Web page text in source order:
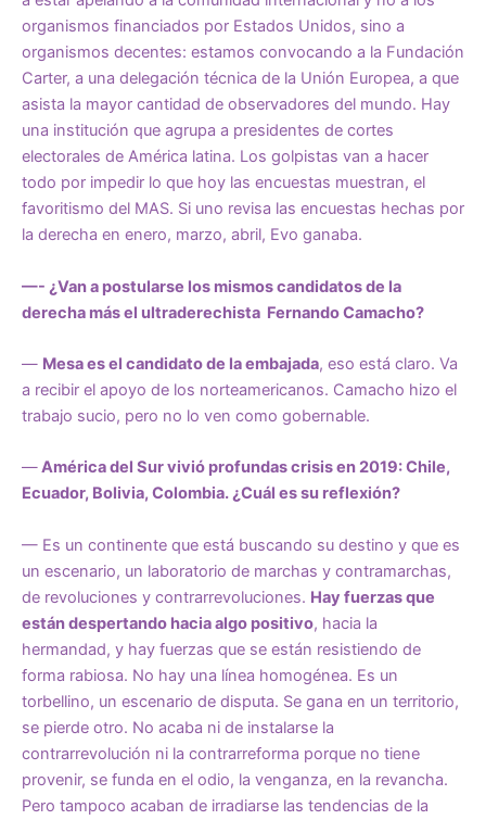
organismos financiados por Estados Unidos, sino a
organismos decentes: estamos convocando a la Fundación
Carter, a una delegación técnica de la Unión Europea, a que
asista la mayor cantidad de observadores del mundo. Hay
una institución que agrupa a presidentes de cortes
electorales de América latina. Los golpistas van a hacer
todo por impedir lo que hoy las encuestas muestran, el
favoritismo del MAS. Si uno revisa las encuestas hechas por
la derecha en enero, marzo, abril, Evo ganaba.
—- ¿Van a postularse los mismos candidatos de la
derecha más el ultraderechista Fernando Camacho?
— Mesa es el candidato de la embajada, eso está claro. Va
a recibir el apoyo de los norteamericanos. Camacho hizo el
trabajo sucio, pero no lo ven como gobernable.
—América del Sur vivió profundas crisis en 2019: Chile,
Ecuador, Bolivia, Colombia. ¿Cuál es su reflexión?
— Es un continente que está buscando su destino y que es
un escenario, un laboratorio de marchas y contramarchas,
de revoluciones y contrarrevoluciones. Hay fuerzas que
están despertando hacia algo positivo, hacia la
hermandad, y hay fuerzas que se están resistiendo de
forma rabiosa. No hay una línea homogénea. Es un
torbellino, un escenario de disputa. Se gana en un territorio,
se pierde otro. No acaba ni de instalarse la
contrarrevolución ni la contrarreforma porque no tiene
provenir, se funda en el odio, la venganza, en la revancha.
Pero tampoco acaban de irradiarse las tendencias de la